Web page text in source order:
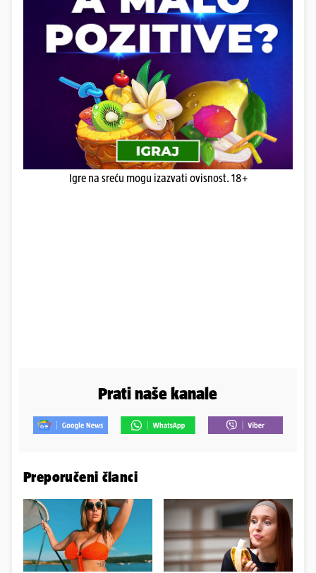
Igre na sreću mogu izazvati ovisnost. 18+
Prati naše kanale
Preporučeni članci